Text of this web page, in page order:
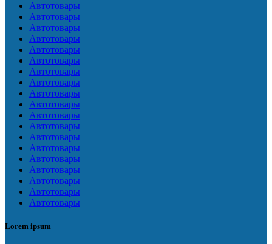
Автотовары
Автотовары
Автотовары
Автотовары
Автотовары
Автотовары
Автотовары
Автотовары
Автотовары
Автотовары
Автотовары
Автотовары
Автотовары
Автотовары
Автотовары
Автотовары
Автотовары
Автотовары
Автотовары
Lorem ipsum